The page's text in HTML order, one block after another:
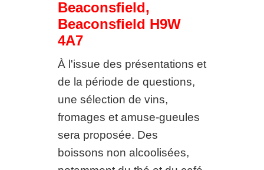
Beaconsfield,
Beaconsfield H9W
4A7
À l'issue des présentations et
de la période de questions,
une sélection de vins,
fromages et amuse-gueules
sera proposée. Des
boissons non alcoolisées,